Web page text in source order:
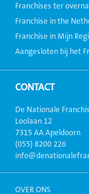
Franchises ter
Franchise in the
Franchise in Mijn
Aangesloten bij het
CONTACT
De Nationale
Loolaan 12
7315 AA Apeldoorn
(055) 8200 226
OVER ONS